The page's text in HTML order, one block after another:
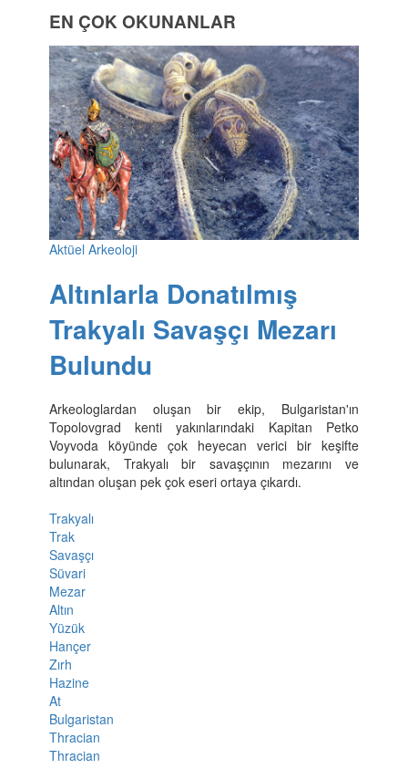
EN ÇOK OKUNANLAR
Aktüel Arkeoloji
Altınlarla Donatılmış
Trakyalı Savaşçı Mezarı
Bulundu
Arkeologlardan oluşan bir ekip, Bulgaristan'ın
Topolovgrad kenti yakınlarındaki Kapitan Petko
Voyvoda köyünde çok heyecan verici bir keşifte
bulunarak, Trakyalı bir savaşçının mezarını ve
altından oluşan pek çok eseri ortaya çıkardı.
Trakyalı
Trak
Savaşçı
Süvari
Mezar
Altın
Yüzük
Hançer
Zırh
Hazine
At
Bulgaristan
Thracian
Thracian